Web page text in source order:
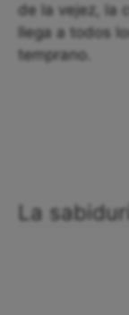
de la vejez, la
llega a todos
temprano.
La